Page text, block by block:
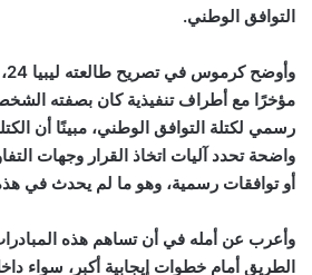
التوافق الوطني.
مؤخرًا مع أطراف تنفيذية كان بصفته
رسمي لكتلة التوافق الوطني، مبينًا أن
واضحة تحدد آليات اتخاذ القرار وجهات
أو توافقات رسمية، وهو ما لم يحدث في
وأعرب عن أمله في أن تساهم هذه
الطريق أمام خطوات إيجابية أكبر، سواء